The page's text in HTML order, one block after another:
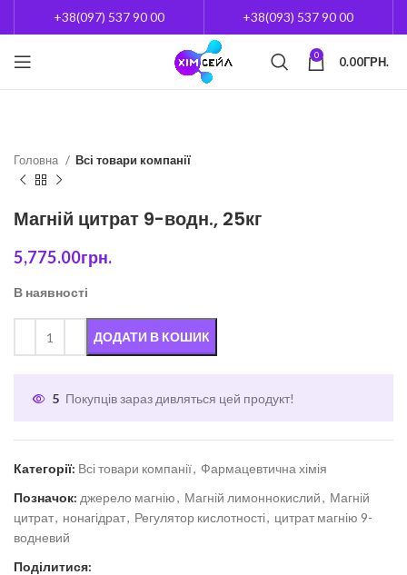
+38(097) 537 90 00 +38(093) 537 90 00
0 0.00ГРН.
Головна Всі товари компанії
Магній цитрат 9-водн., 25кг
5,775.00грн.
В наявності
ДОДАТИ В КОШИК
5 Покупців зараз дивляться цей продукт!
Категорії: Всі товари компанії, Фармацевтична хімія
Позначок: джерело магнію, Магній лимоннокислий, Магній
цитрат, нонaгідрат, Регулятор кислотності, цитрат магнію 9-
водневий
Поділитися: